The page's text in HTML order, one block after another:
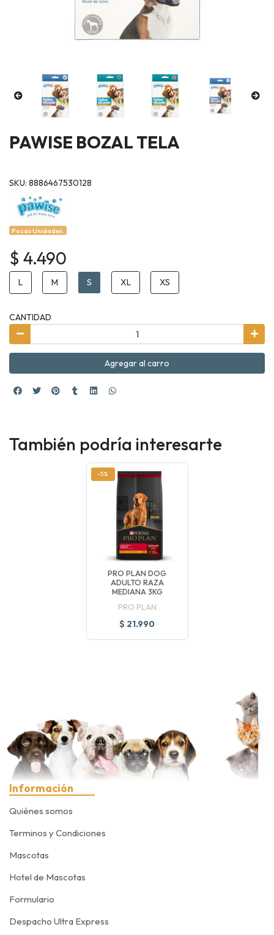
PAWISE BOZAL TELA
SKU: 8886467530128
Pocas Unidades.
$ 4.490
L M S XL XS
CANTIDAD
Agregar al carro
También podría interesarte
-5%
PRO PLAN DOG
ADULTO RAZA
MEDIANA 3KG
PRO PLAN
$ 21.990
Información
Quiénes somos
Terminos y Condiciones
Mascotas
Hotel de Mascotas
Formulario
Despacho Ultra Express